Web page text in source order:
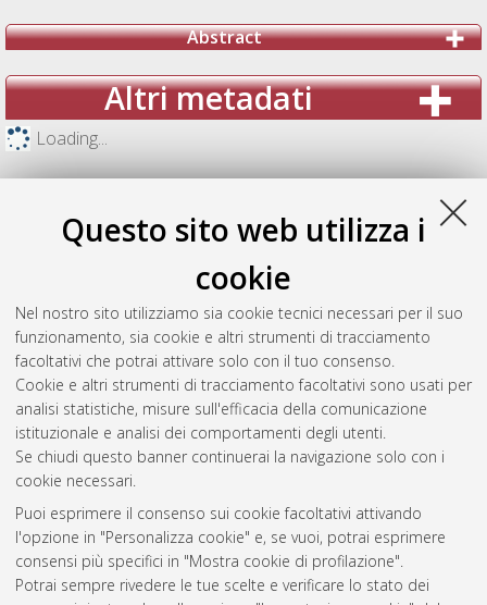
Questo sito web utilizza i
cookie
Nel nostro sito utilizziamo sia cookie tecnici necessari per il suo
funzionamento, sia cookie e altri strumenti di tracciamento
facoltativi che potrai attivare solo con il tuo consenso.
Cookie e altri strumenti di tracciamento facoltativi sono usati per
analisi statistiche, misure sull'efficacia della comunicazione
istituzionale e analisi dei comportamenti degli utenti.
Se chiudi questo banner continuerai la navigazione solo con i
cookie necessari.
Puoi esprimere il consenso sui cookie facoltativi attivando
l'opzione in "Personalizza cookie" e, se vuoi, potrai esprimere
consensi più specifici in "Mostra cookie di profilazione".
Potrai sempre rivedere le tue scelte e verificare lo stato dei
Abstract
Altri metadati
Loading...
Gestione del documento:
Atom
Rss 1.0
Rss 2.0